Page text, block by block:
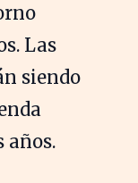
Las
siendo
años.